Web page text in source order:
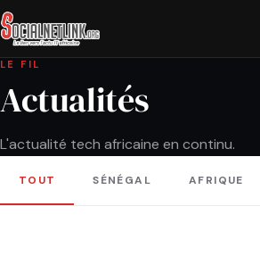
LE FIL
Actualités
L'actualité tech africaine en continu.
TOUT SÉNÉGAL AFRIQUE